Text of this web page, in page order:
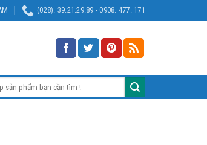
(028). 39.21.29.89 - 0908. 477. 171